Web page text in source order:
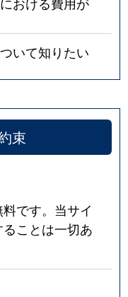
いて知りたい
束
です。当サイ
ことは一切あ